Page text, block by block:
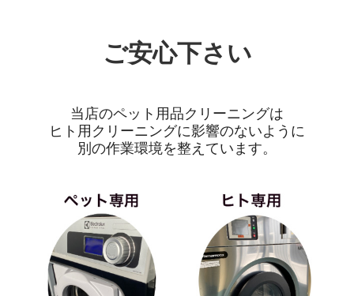
ご安心下さい
当店のペット用品クリーニングは
ヒト用クリーニングに影響のないように
別の作業環境を整えています。